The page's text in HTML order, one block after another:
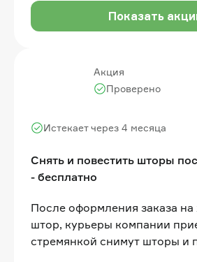
Показать
Акция
Снять и повестить шторы
- бесплатно
Истекает через 4 месяца
Проверено
После оформления заказа на
штор, курьеры компании
стремянкой снимут шторы и